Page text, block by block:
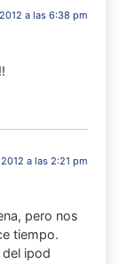
a las 6:38 pm
a las 2:21 pm
pero nos
tiempo.
ipod